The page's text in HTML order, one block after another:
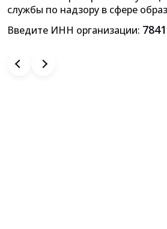
службы по надзору в сфере
Введите ИНН организации: